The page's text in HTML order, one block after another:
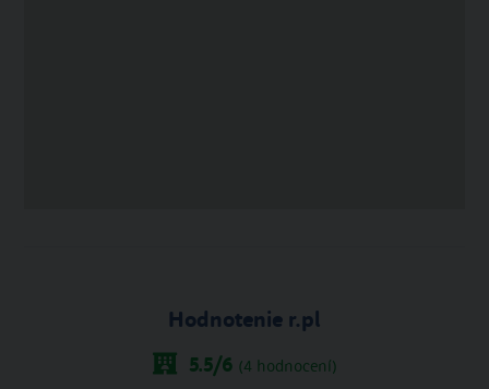
Hodnotenie r.pl
5.5/6 (4 hodnocení)